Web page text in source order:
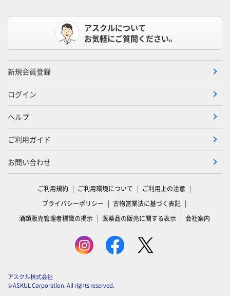
アスクルについて
お気軽にご質問ください。
新規会員登録
ログイン
ヘルプ
ご利用ガイド
お問い合わせ
ご利用規約 ご利用環境について
ご利用上の注意
プライバシーポリシー
古物営業法に基づく表記
酒類販売管理者標識の掲示
医薬品の販売に関する表示 会社案内
アスクル株式会社
© ASKUL Corporation. All rights reserved.